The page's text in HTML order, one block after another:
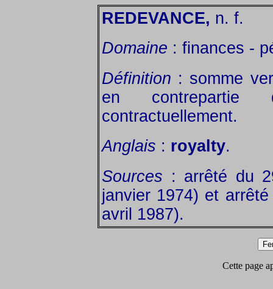
REDEVANCE, n. f.
Domaine : finances -
Définition : somme
en contrepartie
contractuellement.
Anglais : royalty.
Sources : arrêté du
janvier 1974) et
avril 1987).
Cette page